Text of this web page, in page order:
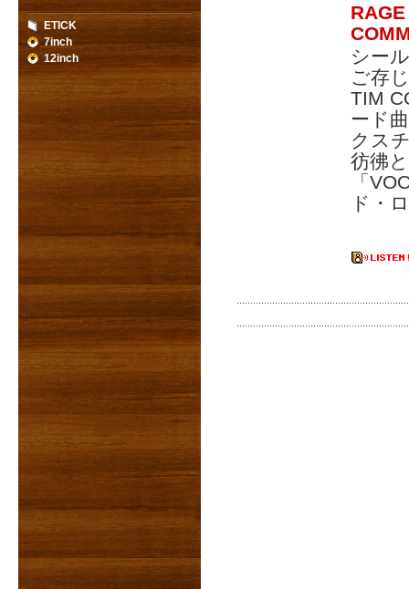
シー
ご存
TIM
ード
クス
彷彿
「
ド・
ETICK
7inch
12inch